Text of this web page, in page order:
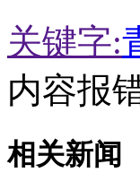
关键字:
内容报
相关新闻